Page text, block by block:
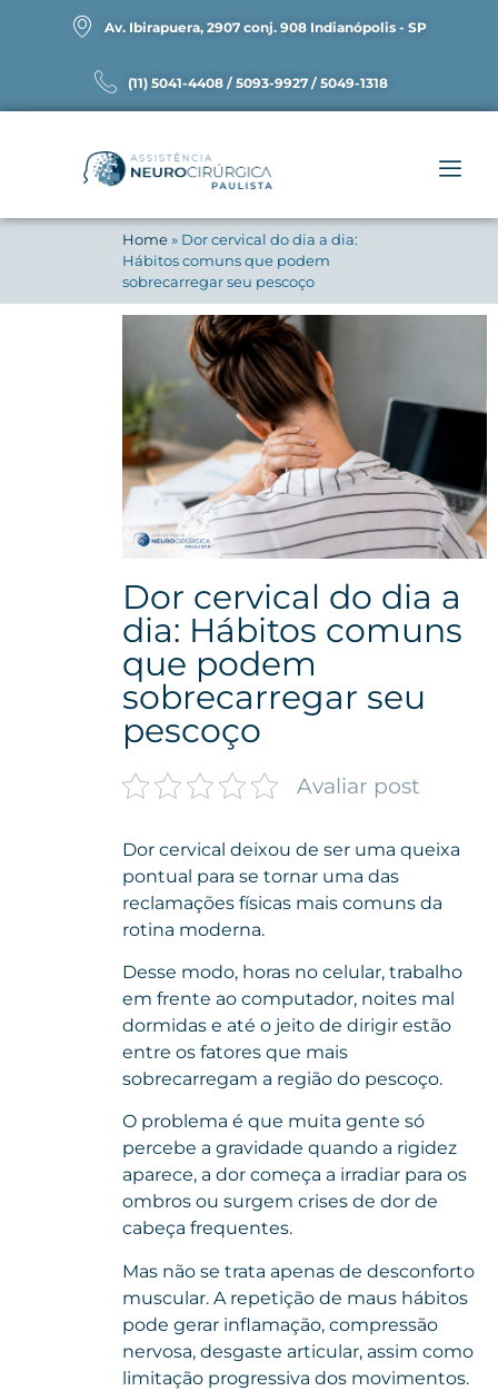
Av. Ibirapuera, 2907 conj. 908 Indianópolis - SP
(11) 5041-4408 / 5093-9927 / 5049-1318
Home» Dor cervical do dia a dia:
Hábitos comuns que podem
sobrecarregar seu pescoço
Dor cervical do dia a
dia: Hábitos comuns
que podem
sobrecarregar seu
pescoço
Avaliar post
Dor cervical deixou de ser uma queixa
pontual para se tornar uma das
reclamações físicas mais comuns da
rotina moderna.
Desse modo, horas no celular, trabalho
em frente ao computador, noites mal
dormidas e até o jeito de dirigir estão
entre os fatores que mais
sobrecarregam a região do pescoço.
O problema é que muita gente só
percebe a gravidade quando a rigidez
aparece, a dor começa a irradiar para os
ombros ou surgem crises de dor de
cabeça frequentes.
Mas não se trata apenas de desconforto
muscular. A repetição de maus hábitos
pode gerar inflamação, compressão
nervosa, desgaste articular, assim como
limitação progressiva dos movimentos.